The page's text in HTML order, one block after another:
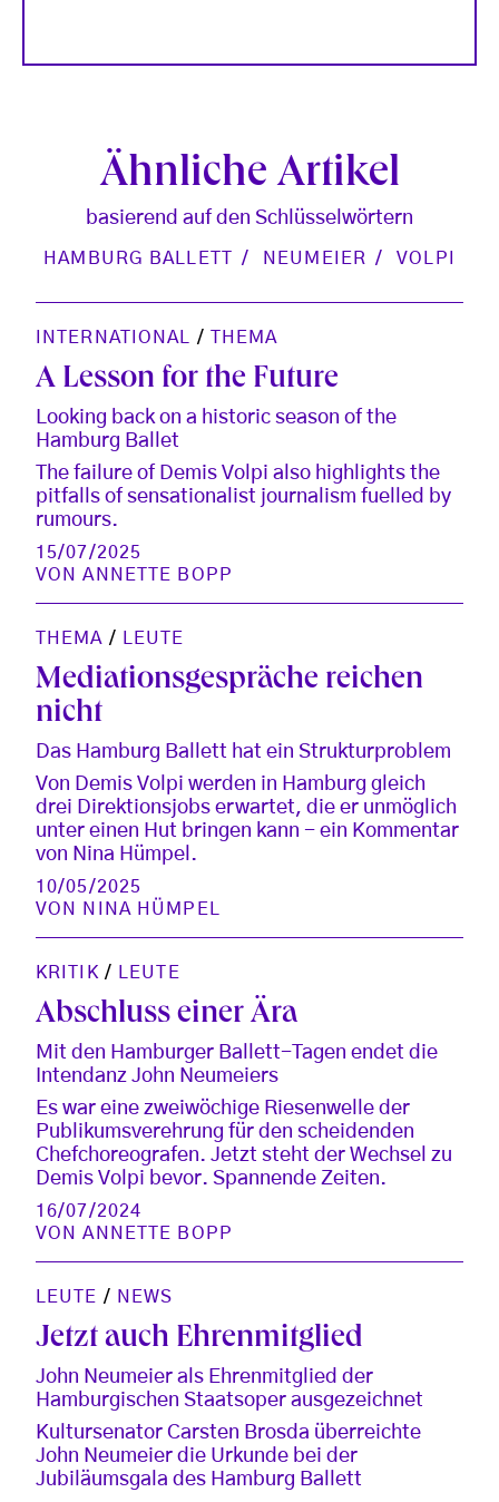
Ähnliche Artikel
basierend auf den Schlüsselwörtern
HAMBURG BALLETT NEUMEIER VOLPI
INTERNATIONAL / THEMA
A Lesson for the Future
Looking back on a historic season of the
Hamburg Ballet
The failure of Demis Volpi also highlights the
pitfalls of sensationalist journalism fuelled by
rumours.
15/07/2025
VONANNETTE BOPP
THEMA / LEUTE
Mediationsgespräche reichen
nicht
Das Hamburg Ballett hat ein Strukturproblem
Von Demis Volpi werden in Hamburg gleich
drei Direktionsjobs erwartet, die er unmöglich
unter einen Hut bringen kann - ein Kommentar
von Nina Hümpel.
10/05/2025
VON
NINA HÜMPEL
KRITIK/ LEUTE
Abschluss einer Ära
Mit den Hamburger Ballett-Tagen endet die
Intendanz John Neumeiers
Es war eine zweiwöchige Riesenwelle der
Publikumsverehrung für den scheidenden
Chefchoreografen. Jetzt steht der Wechsel zu
Demis Volpi bevor. Spannende Zeiten.
16/07/2024
VONANNETTE BOPP
LEUTE / NEWS
Jetzt auch Ehrenmitglied
John Neumeier als Ehrenmitglied der
Hamburgischen Staatsoper ausgezeichnet
Kultursenator Carsten Brosda überreichte
John Neumeier die Urkunde bei der
Jubiläumsgala des Hamburg Ballett